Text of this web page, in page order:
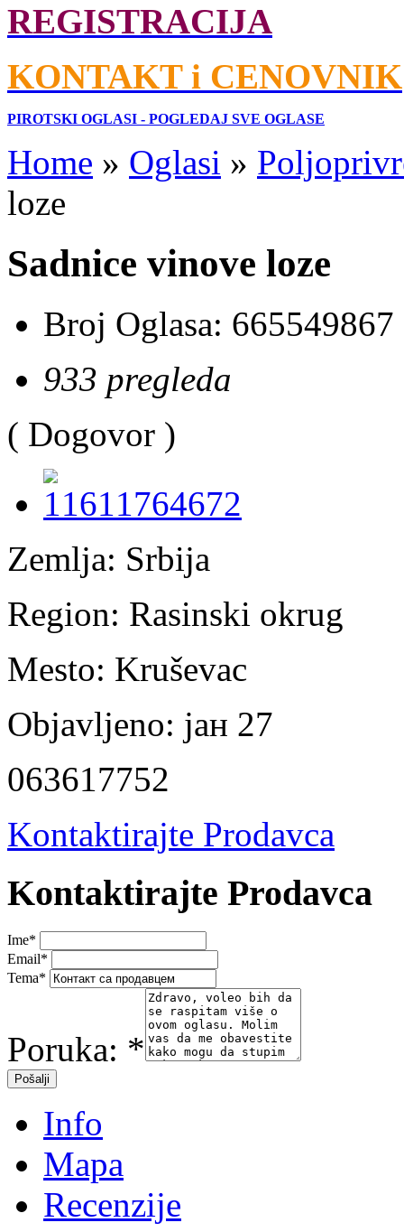
REGISTRACIJA
KONTAKT i CENOVNIK
PIROTSKI OGLASI - POGLEDAJ SVE OGLASE
Home » Oglasi »
loze
Sadnice vinove loze
Broj Oglasa: 665549867
933 pregleda
( Dogovor )
Zemlja: Srbija
Region: Rasinski okrug
Mesto: Kruševac
Objavljeno: јан 27
063617752
Kontaktirajte Prodavca
Kontaktirajte Prodavca
Ime*
Email*
Tema*
Poruka: *
Info
Mapa
Recenzije